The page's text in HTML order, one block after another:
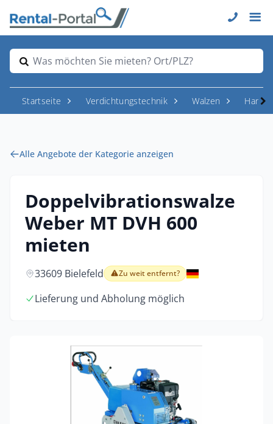
Was möchten Sie mieten? Ort/PLZ?
Startseite Verdichtungstechnik Walzen
Alle Angebote der Kategorie anzeigen
Doppelvibrationswalze
Weber MT DVH 600
mieten
33609 Bielefeld Zu weit entfernt?
Lieferung und Abholung möglich